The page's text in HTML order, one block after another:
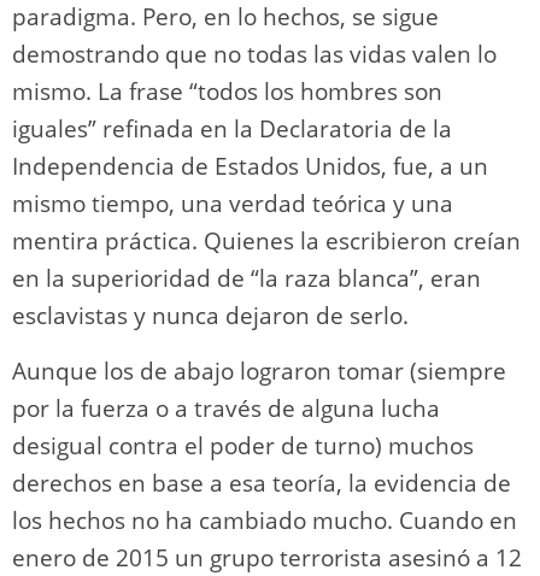
paradigma. Pero, en lo hechos, se sigue
demostrando que no todas las vidas valen lo
mismo. La frase “todos los hombres son
iguales” refinada en la Declaratoria de la
Independencia de Estados Unidos, fue, a un
mismo tiempo, una verdad teórica y una
mentira práctica. Quienes la escribieron creían
en la superioridad de “la raza blanca”, eran
esclavistas y nunca dejaron de serlo.
Aunque los de abajo lograron tomar (siempre
por la fuerza o a través de alguna lucha
desigual contra el poder de turno) muchos
derechos en base a esa teoría, la evidencia de
los hechos no ha cambiado mucho. Cuando en
enero de 2015 un grupo terrorista asesinó a 12